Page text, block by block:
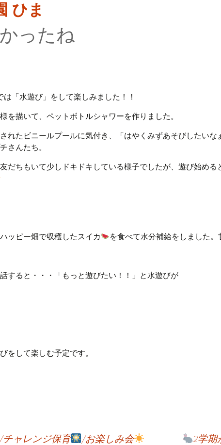
ったね
「水遊び」をして楽しみました！！
を描いて、ペットボトルシャワーを作りました。
れたビニールプールに気付き、「はやくみずあそびしたい
さんたち。
だちもいて少しドキドキしている様子でしたが、遊び始める
ッピー畑で収穫したスイカ を食べて水分補給をしました。
すると・・・「もっと遊びたい！！」と水遊びが
して楽しむ予定です。
/チャレンジ保育 /お楽しみ会 2学期